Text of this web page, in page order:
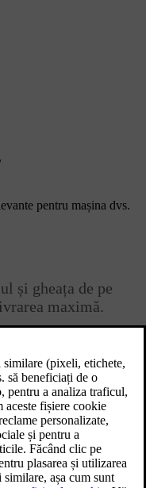
pentru mașina dvs.
și gheața de pe
maximă.
de butoane de